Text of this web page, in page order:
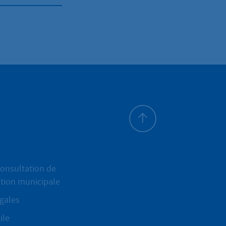
de
municipale